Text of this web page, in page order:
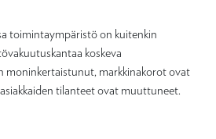
toimintaympäristö on kuitenkin
koskeva
moninkertaistunut, markkinakorot ovat
tilanteet ovat muuttuneet.